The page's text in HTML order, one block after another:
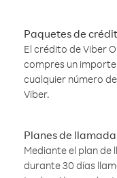
Paquetes de
El crédito de Viber
compres un
cualquier número
Viber.
Planes de
Mediante el plan de
durante 30 días